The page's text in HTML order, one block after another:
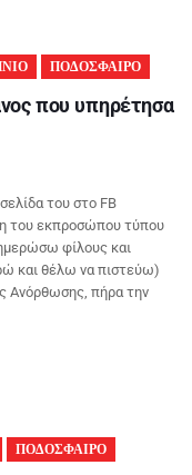
ΠΟΔΟΣΦΑΙΡΟ
που υπηρέτησα
του στο FB
του εκπροσώπου τύπου
φίλους και
και θέλω να πιστεύω)
Ανόρθωσης, πήρα την
ΠΟΔΟΣΦΑΙΡΟ